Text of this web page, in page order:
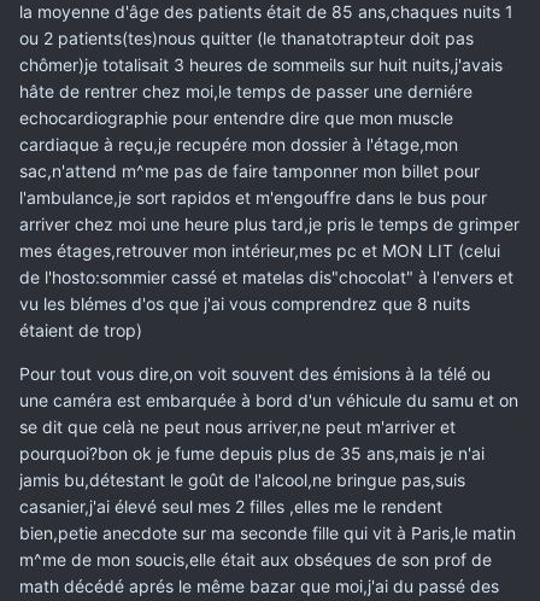
la moyenne d'âge des patients était de 85 ans,chaques nuits 1
ou 2 patients(tes)nous quitter (le thanatotrapteur doit pas
chômer)je totalisait 3 heures de sommeils sur huit nuits,j'avais
hâte de rentrer chez moi,le temps de passer une derniére
echocardiographie pour entendre dire que mon muscle
cardiaque à reçu,je recupére mon dossier à l'étage,mon
sac,n'attend m^me pas de faire tamponner mon billet pour
l'ambulance,je sort rapidos et m'engouffre dans le bus pour
arriver chez moi une heure plus tard,je pris le temps de grimper
mes étages,retrouver mon intérieur,mes pc et MON LIT (celui
de l'hosto:sommier cassé et matelas dis"chocolat" à l'envers et
vu les blémes d'os que j'ai vous comprendrez que 8 nuits
étaient de trop)
Pour tout vous dire,on voit souvent des émisions à la télé ou
une caméra est embarquée à bord d'un véhicule du samu et on
se dit que celà ne peut nous arriver,ne peut m'arriver et
pourquoi?bon ok je fume depuis plus de 35 ans,mais je n'ai
jamis bu,détestant le goût de l'alcool,ne bringue pas,suis
casanier,j'ai élevé seul mes 2 filles ,elles me le rendent
bien,petie anecdote sur ma seconde fille qui vit à Paris,le matin
m^me de mon soucis,elle était aux obséques de son prof de
math décédé aprés le même bazar que moi,j'ai du passé des